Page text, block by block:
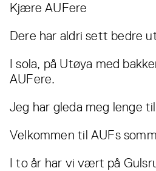
Kjære AUFere
Dere har aldri sett bedre
I sola, på Utøya med
AUFere.
Jeg har gleda meg lenge
Velkommen til AUFs
I to år har vi vært på